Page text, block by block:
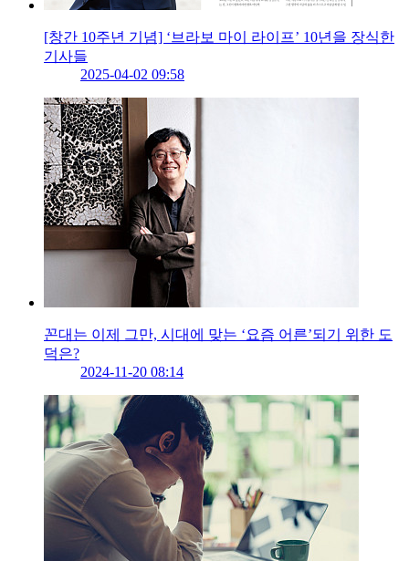
[창간 10주년 기념] ‘브라보 마이 라이프’ 10년을 장식한
기사들
2025-04-02 09:58
꼰대는 이제 그만, 시대에 맞는 ‘요즘 어른’되기 위한 도
덕은?
2024-11-20 08:14